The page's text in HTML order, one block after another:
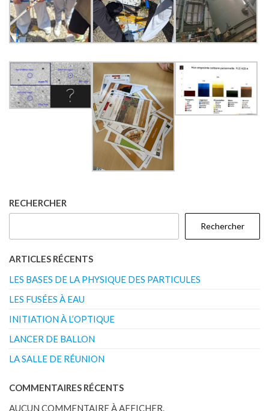
RECHERCHER
Rechercher
ARTICLES RÉCENTS
LES BASES DE LA PHYSIQUE DES PARTICULES
LES FUSÉES À EAU
INITIATION À L’OPTIQUE
LANCER DE BALLON
LA SALLE DE RÉUNION
COMMENTAIRES RÉCENTS
AUCUN COMMENTAIRE À AFFICHER.